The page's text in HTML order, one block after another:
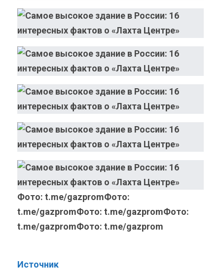
Фото: t.me/gazpromФото:
t.me/gazpromФото: t.me/gazpromФото:
t.me/gazpromФото: t.me/gazprom
Источник